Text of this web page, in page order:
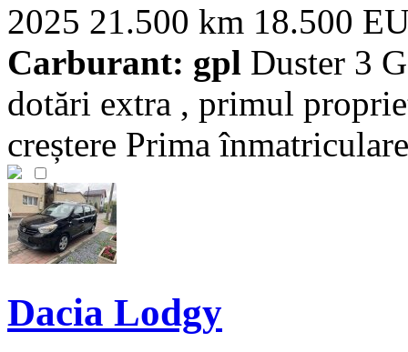
2025 21.500 km 18.500
Carburant: gpl Duster 3
dotări extra , primul
creștere Prima
Dacia Lodgy